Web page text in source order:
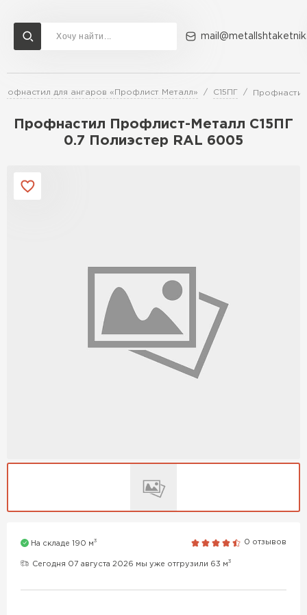
для ангаров «Профлист Металл» С15ПГ
Профнастил Профлист-Металл C15ПГ
0.7 Полиэстер RAL 6005
На складе 190 м3 0 отзывов
Сегодня 07 августа 2026 мы уже отгрузили 63 м3
Доставка и оплата Акции О компании Контакты
Перейти в каталог